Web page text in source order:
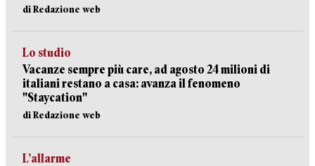
di Redazione web
Lo studio
Vacanze sempre più care, ad agosto 24 milioni di
italiani restano a casa: avanza il fenomeno
"Staycation"
di Redazione web
L’allarme